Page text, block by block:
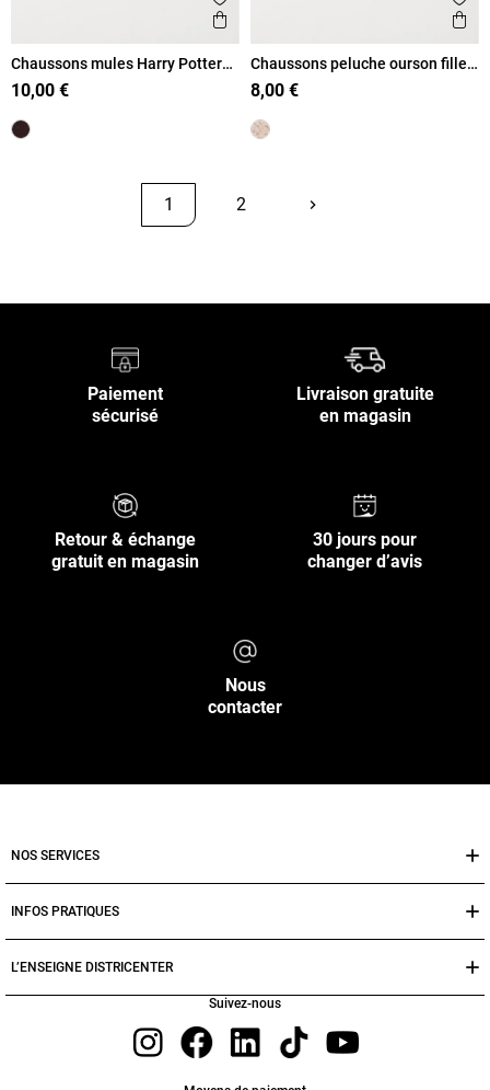
Ajouter aux favoris
Aperçu rapide
Chaussons mules Harry Potter
(31-35)
10,00 €
Chaussons peluche ourson fille
(32-35)
8,00 €
1 2 keyboard_arrow_rightSuivant
Paiement
sécurisé
Livraison gratuite
en magasin
Retour & échange
gratuit en magasin
30 jours pour
changer d’avis
Nous
contacter
NOS SERVICES
INFOS PRATIQUES
L’ENSEIGNE DISTRICENTER
Suivez-nous